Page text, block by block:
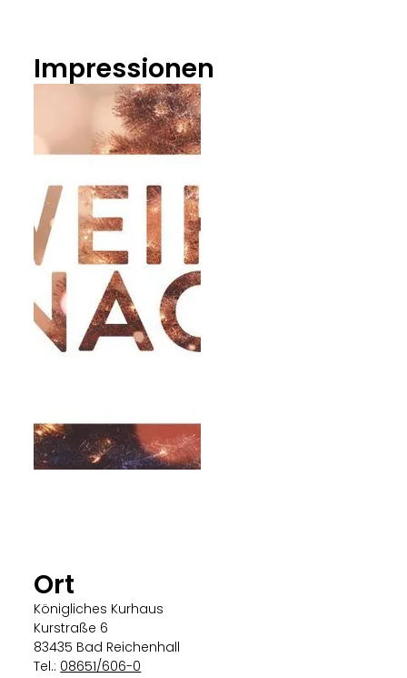
Impressionen
Ort
Königliches Kurhaus
Kurstraße 6
83435 Bad Reichenhall
Tel.: 08651/606-0